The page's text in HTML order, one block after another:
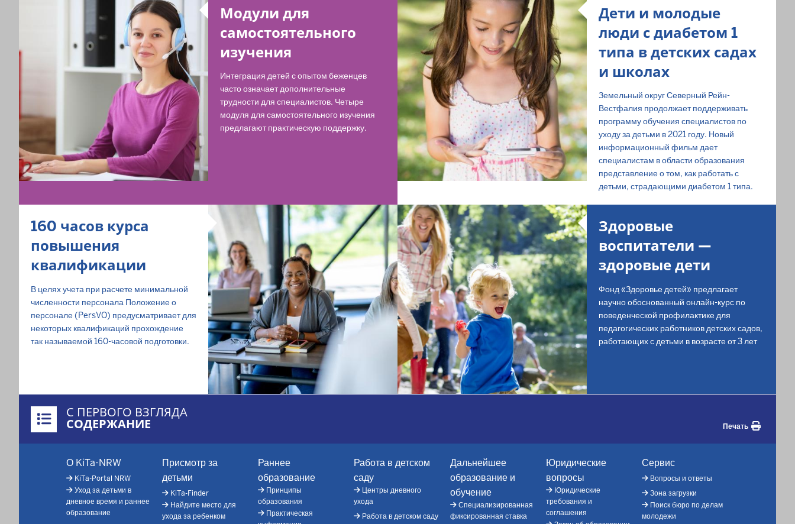
Модули для
самостоятельного
изучения
Интеграция детей с опытом беженцев
часто означает дополнительные
трудности для специалистов. Четыре
модуля для самостоятельного изучения
предлагают практическую поддержку.
Дети и молодые
люди с диабетом 1
типа в детских садах
и школах
Земельный округ Северный Рейн-
Вестфалия продолжает поддерживать
программу обучения специалистов по
уходу за детьми в 2021 году. Новый
информационный фильм дает
специалистам в области образования
представление о том, как работать с
детьми, страдающими диабетом 1 типа.
160 часов курса
повышения
квалификации
В целях учета при расчете минимальной
численности персонала Положение о
персонале (PersVO) предусматривает для
некоторых квалификаций прохождение
так называемой 160-часовой подготовки.
Здоровые
воспитатели —
здоровые дети
Фонд «Здоровье детей» предлагает
научно обоснованный онлайн-курс по
поведенческой профилактике для
педагогических работников детских садов,
работающих с детьми в возрасте от 3 лет
Inhalte
С ПЕРВОГО ВЗГЛЯДА
СОДЕРЖАНИЕ Печать
О KiTa-NRW
KiTa-Portal NRW
Уход за детьми в
дневное время и раннее
образование
Присмотр за
детьми
KiTa-Finder
Найдите место для
ухода за ребенком
Раннее
образование
Принципы
образования
Практическая
Работа в детском
саду
Центры дневного
ухода
Работа в детском саду
Дальнейшее
образование и
обучение
Специализированная
фиксированная ставка
Юридические
вопросы
Юридические
требования и
соглашения
Сервис
Вопросы и ответы
Зона загрузки
Поиск бюро по делам
молодежи